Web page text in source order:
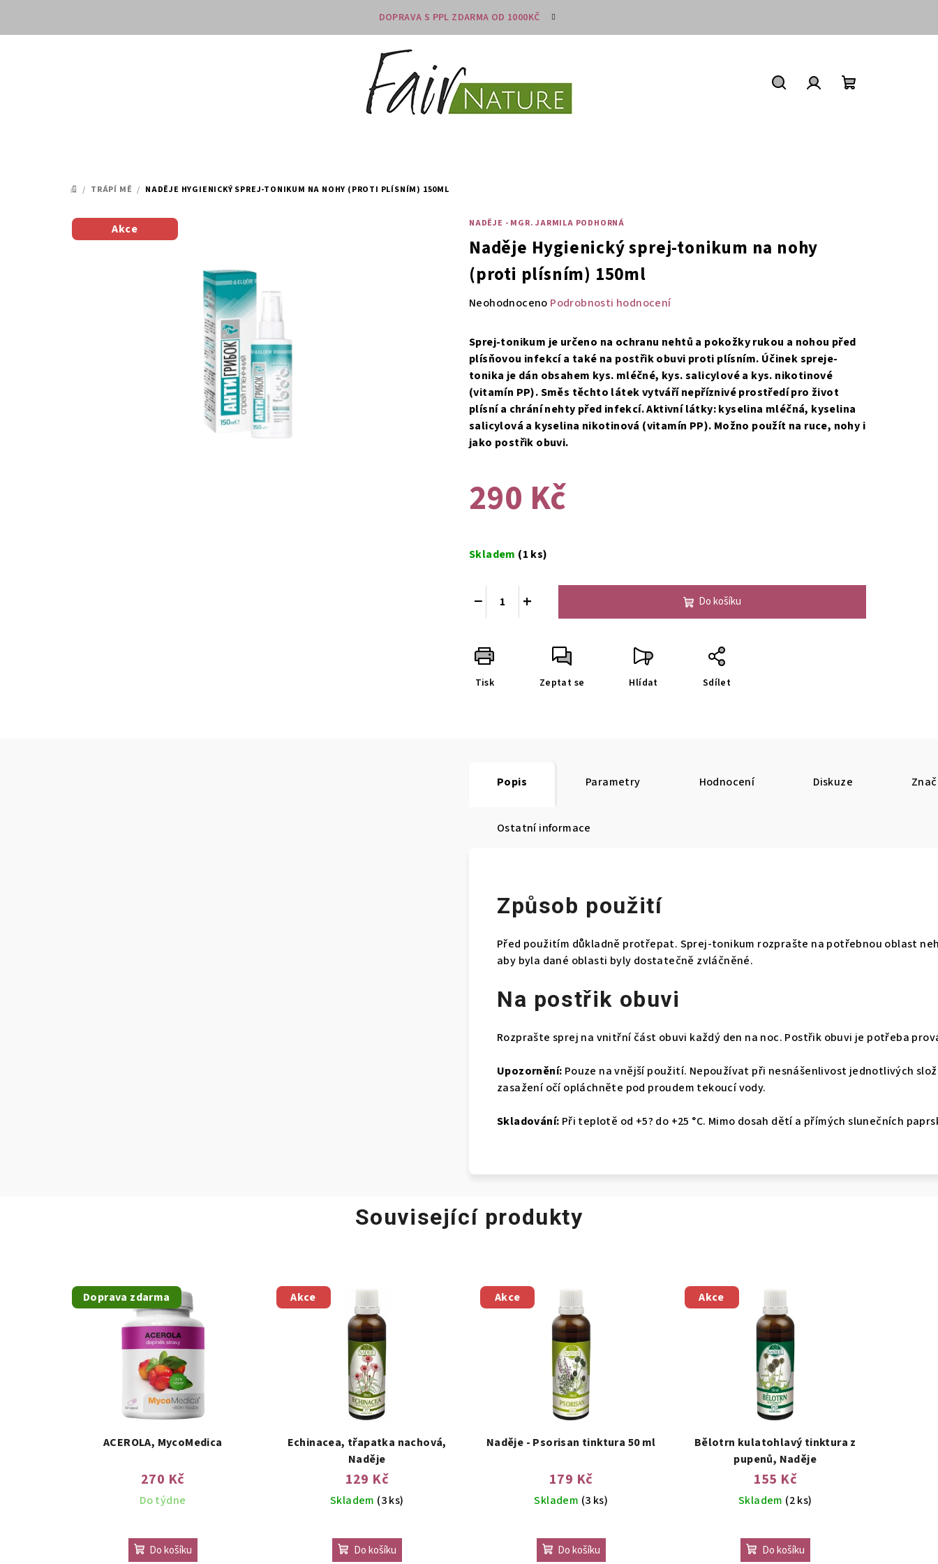
DOPRAVA S PPL ZDARMA OD 1000KČ
Nákupní
DOMŮ
/ TRÁPÍ MĚ / NADĚJE HYGIENICKÝ SPREJ-TONIKUM NA NOHY (PROTI PLÍSNÍM) 150ML
NADĚJE - MGR. JARMILA PODHORNÁ
Naděje Hygienický sprej-tonikum na nohy
(proti plísním) 150ml
Průměrné
produktu
je
0,0
z
5
hvězdiček.
Neohodnoceno Podrobnosti hodnocení
Sprej-tonikum je určeno na ochranu nehtů a pokožky rukou a nohou před
plísňovou infekcí a také na postřik obuvi proti plísním. Účinek spreje-
tonika je dán obsahem kys. mléčné, kys. salicylové a kys. nikotinové
(vitamín PP). Směs těchto látek vytváří nepříznivé prostředí pro život
plísní a chrání nehty před infekcí. Aktivní látky: kyselina mléčná, kyselina
salicylová a kyselina nikotinová (vitamín PP). Možno použít na ruce, nohy i
jako postřik obuvi.
290 Kč
cena:
Skladem (1 ks)
+
− Do košíku
Tisk Zeptat se Hlídat Sdílet
Akce
Popis Parametry Hodnocení Diskuze
Ostatní informace
Způsob použití
Před použitím důkladně protřepat. Sprej-tonikum rozprašte na potřebnou oblast
aby byla dané oblasti byly dostatečně zvláčněné.
Na postřik obuvi
Rozprašte sprej na vnitřní část obuvi každý den na noc. Postřik obuvi je potřeba
Upozornění: Pouze na vnější použití. Nepoužívat při nesnášenlivost jednotlivých
zasažení očí opláchněte pod proudem tekoucí vody.
Skladování: Při teplotě od +5? do +25 °C. Mimo dosah dětí a přímých slunečních
Související produkty
Doprava zdarma
ACEROLA, MycoMedica
270 Kč
Do týdne
Do košíku
Akce
Echinacea, třapatka nachová,
Naděje
129 Kč
Skladem (3 ks)
Do košíku
Akce
Naděje - Psorisan tinktura 50 ml
179 Kč
Skladem (3 ks)
Do košíku
Akce
Bělotrn kulatohlavý tinktura z
pupenů, Naděje
155 Kč
Skladem (2 ks)
Do košíku